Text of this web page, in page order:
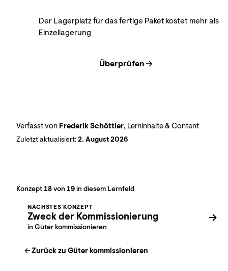
Der Lagerplatz für das fertige Paket kostet mehr als
Einzellagerung
Überprüfen
Verfasst von Frederik Schöttler, Lerninhalte & Content
Zuletzt aktualisiert:2. August 2026
Konzept 18von 19in diesem Lernfeld
NÄCHSTES KONZEPT
Zweck der Kommissionierung
in Güter kommissionieren
Zurück zuGüter kommissionieren